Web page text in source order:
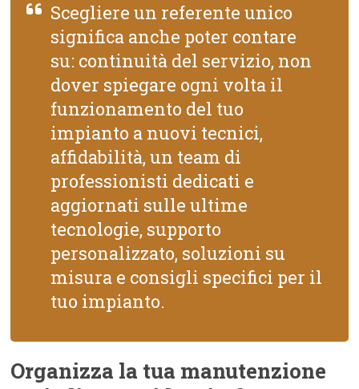
Scegliere un referente unico
significa anche poter contare
su: continuità del servizio, non
dover spiegare ogni volta il
funzionamento del tuo
impianto a nuovi tecnici,
affidabilità, un team di
professionisti dedicati e
aggiornati sulle ultime
tecnologie, supporto
personalizzato, soluzioni su
misura e consigli specifici per il
tuo impianto.
Organizza la tua manutenzione